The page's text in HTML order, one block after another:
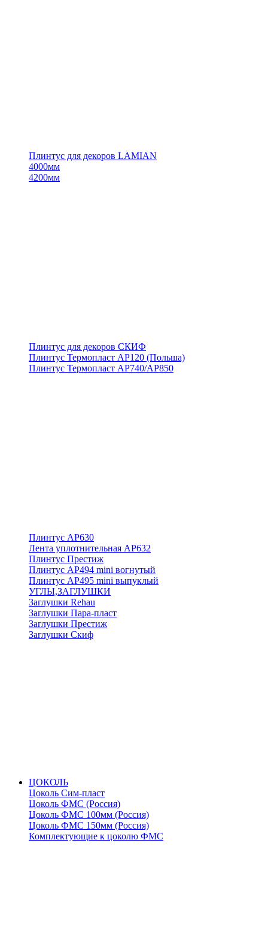
Плинтус для декоров LAMIAN
4000мм
4200мм
Плинтус для декоров СКИФ
Плинтус Термопласт АР120 (Польша)
Плинтус Термопласт АР740/АР850
Плинтус АР630
Лента уплотнительная АР632
Плинтус Престиж
Плинтус АР494 mini вогнутый
Плинтус АР495 mini выпуклый
УГЛЫ,ЗАГЛУШКИ
Заглушки Rehau
Заглушки Пара-пласт
Заглушки Престиж
Заглушки Скиф
ЦОКОЛЬ
Цоколь Сим-пласт
Цоколь ФМС (Россия)
Цоколь ФМС 100мм (Россия)
Цоколь ФМС 150мм (Россия)
Комплектующие к цоколю ФМС